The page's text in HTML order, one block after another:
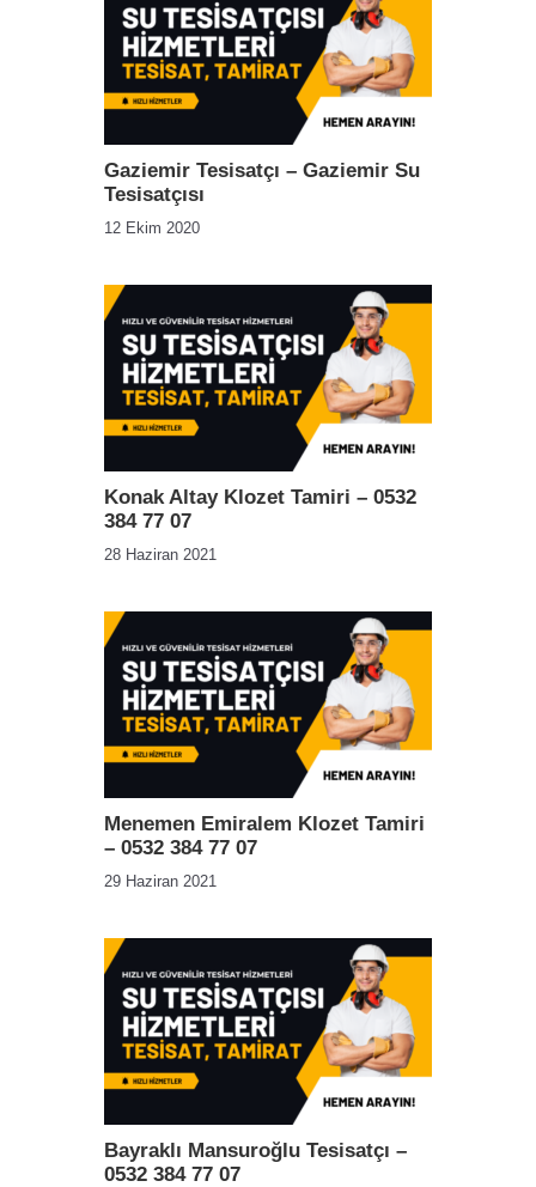
Gaziemir Tesisatçı – Gaziemir Su
Tesisatçısı
12 Ekim 2020
Konak Altay Klozet Tamiri – 0532
384 77 07
28 Haziran 2021
Menemen Emiralem Klozet Tamiri
– 0532 384 77 07
29 Haziran 2021
Bayraklı Mansuroğlu Tesisatçı –
0532 384 77 07